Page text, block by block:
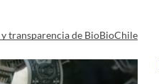
y transparencia de BioBioChile